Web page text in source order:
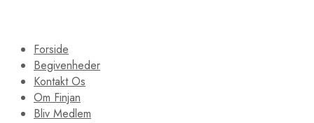
Forside
Begivenheder
Kontakt Os
Om Finjan
Bliv Medlem